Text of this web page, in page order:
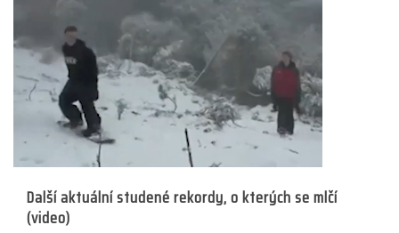
Další aktuální studené rekordy, o kterých se mlčí
(video)